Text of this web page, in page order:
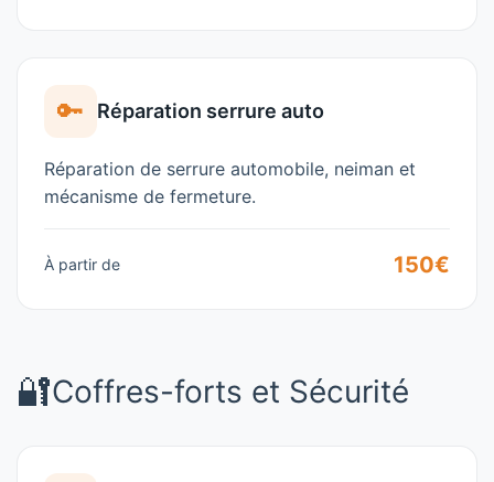
🔑 Réparation serrure auto
Réparation de serrure automobile, neiman et
mécanisme de fermeture.
À partir de 150€
🔐Coffres-forts et Sécurité